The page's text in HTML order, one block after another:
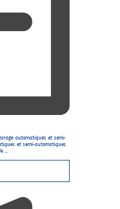
automatiques et semi-
et semi-automatiques
...